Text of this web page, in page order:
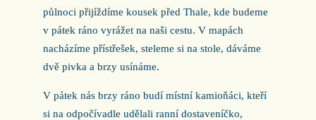
půlnoci přijíždíme kousek před Thale, kde budeme
v pátek ráno vyrážet na naši cestu. V mapách
nacházíme přístřešek, steleme si na stole, dáváme
dvě pivka a brzy usínáme.
V pátek nás brzy ráno budí místní kamioňáci, kteří
si na odpočívadle udělali ranní dostaveníčko,